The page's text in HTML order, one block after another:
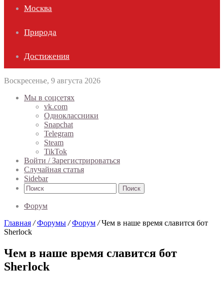
Москва
Природа
Достижения
Воскресенье, 9 августа 2026
Мы в соцсетях
vk.com
Одноклассники
Snapchat
Telegram
Steam
TikTok
Войти / Зарегистрироваться
Случайная статья
Sidebar
Поиск
Форум
Главная / Форумы / Форум / Чем в наше время славится бот
Sherlock
Чем в наше время славится бот
Sherlock